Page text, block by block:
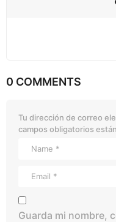
0 COMMENTS
Tu dirección de correo
campos obligatorios
Guarda mi nombre,